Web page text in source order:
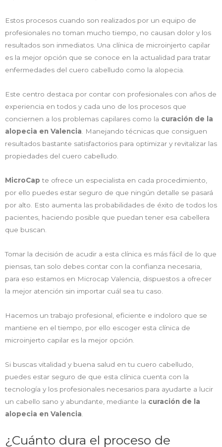
Estos procesos cuando son realizados por un equipo de
profesionales no toman mucho tiempo, no causan dolor y los
resultados son inmediatos. Una clínica de microinjerto capilar
es la mejor opción que se conoce en la actualidad para tratar
enfermedades del cuero cabelludo como la alopecia.
Este centro destaca por contar con profesionales con años de
experiencia en todos y cada uno de los procesos que
conciernen a los problemas capilares como la curación de la
alopecia en Valencia . Manejando técnicas que consiguen
resultados bastante satisfactorios para optimizar y revitalizar las
propiedades del cuero cabelludo.
MicroCap te ofrece un especialista en cada procedimiento,
por ello puedes estar seguro de que ningún detalle se pasará
por alto. Esto aumenta las probabilidades de éxito de todos los
pacientes, haciendo posible que puedan tener esa cabellera
que buscan.
Tomar la decisión de acudir a esta clínica es más fácil de lo que
piensas, tan solo debes contar con la confianza necesaria,
para eso estamos en Microcap Valencia, dispuestos a ofrecer
la mejor atención sin importar cuál sea tu caso.
Hacemos un trabajo profesional, eficiente e indoloro que se
mantiene en el tiempo, por ello escoger esta clínica de
microinjerto capilar es la mejor opción.
Si buscas vitalidad y buena salud en tu cuero cabelludo,
puedes estar seguro de que esta clínica cuenta con la
tecnología y los profesionales necesarios para ayudarte a lucir
un cabello sano y abundante, mediante la curación de la
alopecia en Valencia
¿Cuánto dura el proceso de